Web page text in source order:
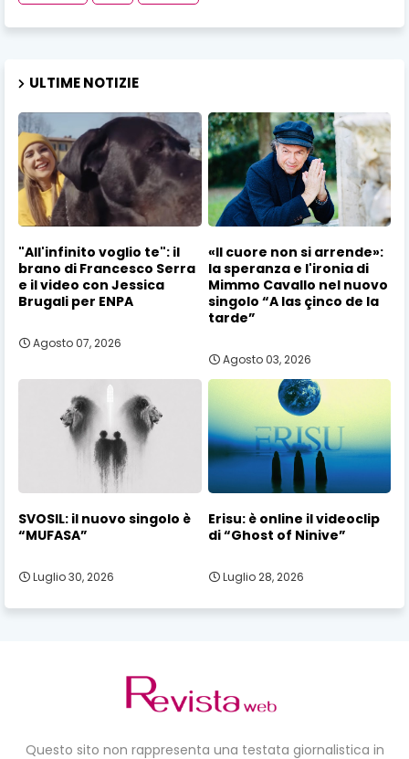
ULTIME NOTIZIE
"All'infinito voglio te": il
brano di Francesco Serra
e il video con Jessica
Brugali per ENPA
Agosto 07, 2026
«Il cuore non si arrende»:
la speranza e l'ironia di
Mimmo Cavallo nel nuovo
singolo “A las çinco de la
tarde”
Agosto 03, 2026
SVOSIL: il nuovo singolo è
“MUFASA”
Luglio 30, 2026
Erisu: è online il videoclip
di “Ghost of Ninive”
Luglio 28, 2026
Questo sito non rappresenta una testata giornalistica in